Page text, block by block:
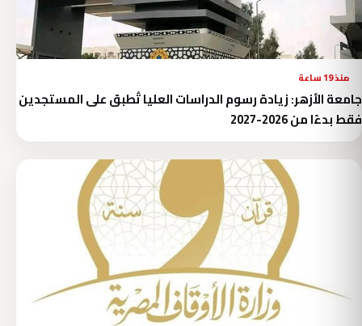
منذ 19 ساعة
جامعة الأزهر: زيادة رسوم الدراسات العليا تُطبق على المستجدين
فقط بدءًا من 2026-2027